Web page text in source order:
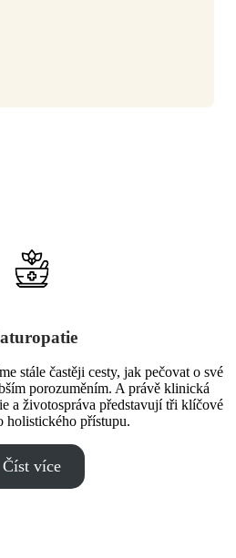
stále častěji cesty, jak pečovat o své
porozuměním. A právě klinická
a životospráva představují tři klíčové
holistického přístupu.
Číst více